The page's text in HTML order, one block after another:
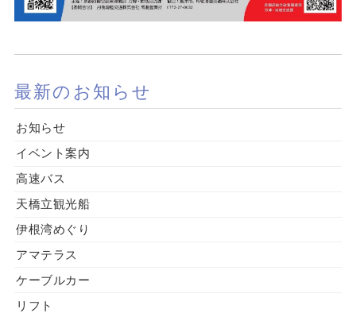
最新のお知らせ
お知らせ
イベント案内
高速バス
天橋立観光船
伊根湾めぐり
アマテラス
ケーブルカー
リフト